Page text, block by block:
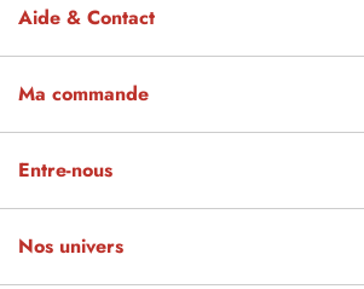
Aide & Contact
Ma commande
Entre-nous
Nos univers